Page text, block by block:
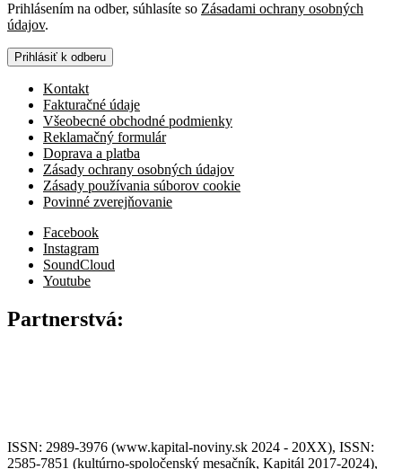
Prihlásením na odber, súhlasíte so Zásadami ochrany osobných
údajov.
Prihlásiť k odberu
Kontakt
Fakturačné údaje
Všeobecné obchodné podmienky
Reklamačný formulár
Doprava a platba
Zásady ochrany osobných údajov
Zásady používania súborov cookie
Povinné zverejňovanie
Facebook
Instagram
SoundCloud
Youtube
Partnerstvá:
ISSN: 2989-3976 (www.kapital-noviny.sk 2024 - 20XX), ISSN:
2585-7851 (kultúrno-spoločenský mesačník, Kapitál 2017-2024),